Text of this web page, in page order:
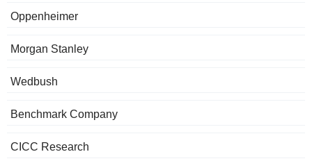
Oppenheimer
Morgan Stanley
Wedbush
Benchmark Company
CICC Research